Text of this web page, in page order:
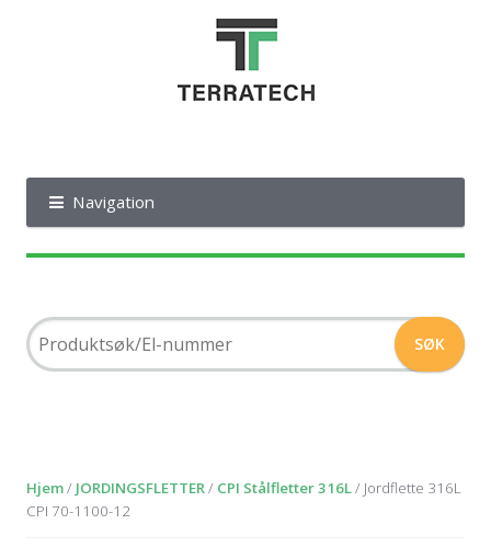
Navigation
Hjem/ JORDINGSFLETTER/ CPI Stålfletter 316L/ Jordflette 316L
CPI 70-1100-12